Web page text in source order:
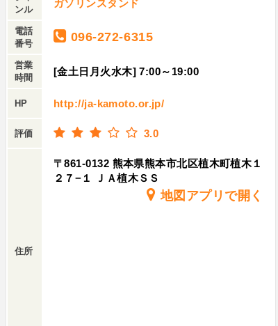
ンル
ガソリンスタンド
電話
番号
096-272-6315
営業
時間
[金土日月火水木] 7:00～19:00
HP http://ja-kamoto.or.jp/
評価 3.0
住所
〒861-0132 熊本県熊本市北区植木町植木１
２７−１ ＪＡ植木ＳＳ
地図アプリで開く